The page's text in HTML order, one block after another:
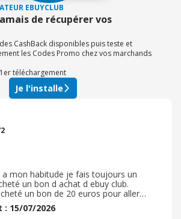
EBUYCLUB
de récupérer vos
CashBack disponibles puis teste et
les Codes Promo chez vos marchands
téléchargement
Je l'installe
mon habitude je fais toujours un
un bon d achat d ebuy club.
un bon de 20 euros pour aller
préférés c'est z dire mes fruits et
skir a la vanille. Je passe toujours
15/07/2026